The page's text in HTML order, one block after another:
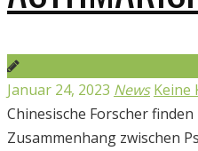
Januar 24, 2023 News Keine
Chinesische Forscher
Zusammenhang zwischen